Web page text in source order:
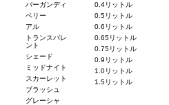
バーガンディ
ベリー
アル
トランスパレ
ント
シェード
ミッドナイト
スカーレット
ブラッシュ
グレーシャ
0.4リットル
0.5リットル
0.6リットル
0.65リットル
0.75リットル
0.9リットル
1.0リットル
1.5リットル